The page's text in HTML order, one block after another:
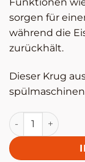
Funktionen
sorgen für
während die
zurückhält.
Dieser Krug
Warzenkrug 1l